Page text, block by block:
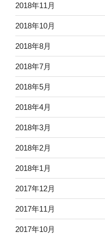
2018年11月
2018年10月
2018年8月
2018年7月
2018年5月
2018年4月
2018年3月
2018年2月
2018年1月
2017年12月
2017年11月
2017年10月